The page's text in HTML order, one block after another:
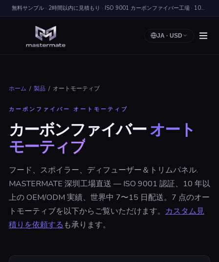
無料サンプル · 2時間以内に見積もり · ISO 9001 カーボンファイバー工場 · 100+ ヵ国に出荷
JA · USD
ホーム / 製品 / オートモーティブ
カーボンファイバー オートモーティブ
カーボンファイバーオート
モーティブ
フード、スポイラー、ディフューザー＆トリムパネル.
MASTERMATE 深圳工場直送 — ISO 9001 認証、10 年以
上の OEM/ODM 実績、世界中 7〜15 日配送。7 点のオー
トモーティブを以下からご覧いただけます。 カスタム見
積りを依頼する も承ります。